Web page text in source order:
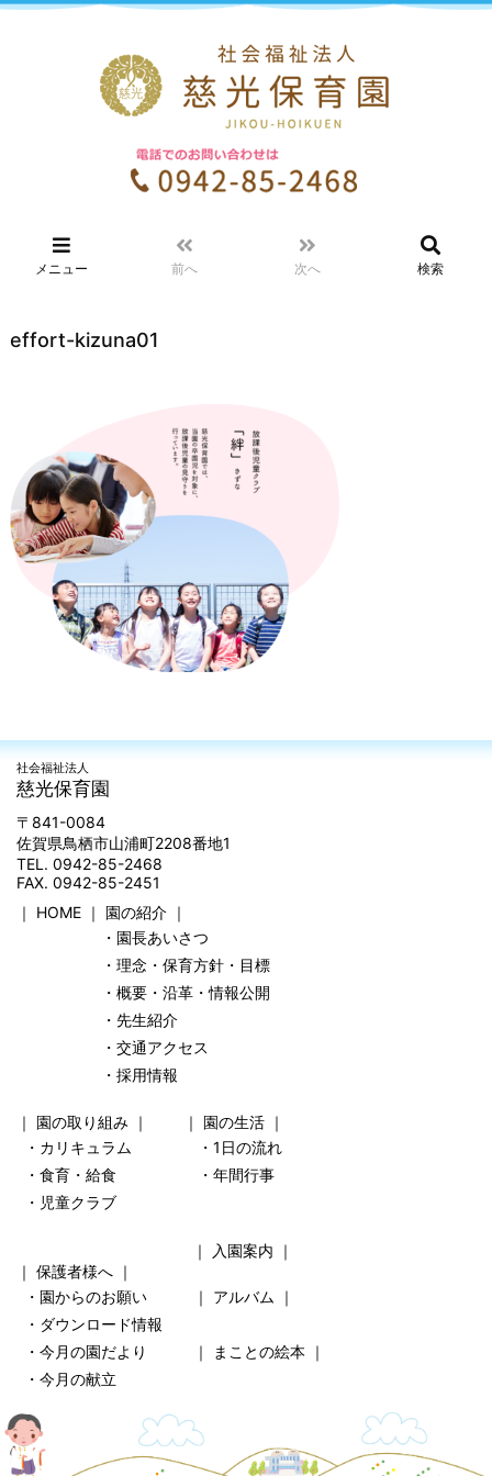
メニュー 前へ 次へ 検索
effort-kizuna01
社会福祉法人
慈光保育園
〒841-0084
佐賀県鳥栖市山浦町2208番地1
TEL. 0942-85-2468
FAX. 0942-85-2451
｜ HOME ｜ 園の紹介 ｜
・園長あいさつ
・理念・保育方針・目標
・概要・沿革・情報公開
・先生紹介
・交通アクセス
・採用情報
｜ 園の取り組み ｜ ｜ 園の生活 ｜
・カリキュラム
・1日の流れ
・食育・給食
・年間行事
・児童クラブ
｜ 入園案内 ｜
｜ 保護者様へ ｜
・園からのお願い ｜ アルバム ｜
・ダウンロード情報
・今月の園だより
｜ まことの絵本 ｜
・今月の献立